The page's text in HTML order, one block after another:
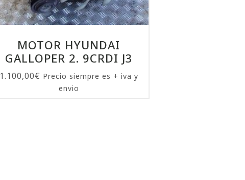
MOTOR HYUNDAI
GALLOPER 2. 9CRDI J3
1.100,00€ Precio siempre es + iva y
envio